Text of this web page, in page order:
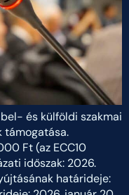
és külföldi szakmai
támogatása.
Ft (az ECC10
időszak: 2026.
határideje: